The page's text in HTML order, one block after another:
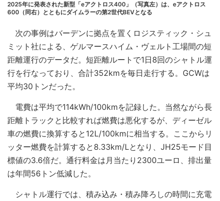
2025年に発表された新型「eアクトロス400」（写真左）は、eアクトロス
600（同右）とともにダイムラーの第2世代BEVとなる
次の事例はバーデンに拠点を置くロジスティック・シュ
ミット社による、ゲルマースハイム・ヴェルト工場間の短
距離運行のデータだ。短距離ルートで1日8回のシャトル運
行を行なっており、合計352kmを毎日走行する。GCWは
平均30トンだった。
電費は平均で114kWh/100kmを記録した。当然ながら長
距離トラックと比較すれば燃費は悪化するが、ディーゼル
車の燃費に換算すると12L/100kmに相当する。ここからリ
ッター燃費を計算すると8.33km/Lとなり、JH25モード目
標値の3.6倍だ。通行料金は月当たり2300ユーロ、排出量
は年間56トン低減した。
シャトル運行では、積み込み・積み降ろしの時間に充電